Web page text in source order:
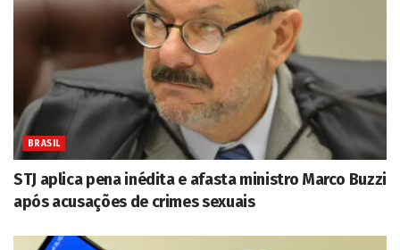
BRASIL
STJ aplica pena inédita e afasta ministro Marco Buzzi
após acusações de crimes sexuais